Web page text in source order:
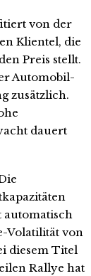
von der
Klientel, die
Preis stellt.
Automobil-
zusätzlich.
dauert
automatisch
Volatilität von
diesem Titel
Rallye hat